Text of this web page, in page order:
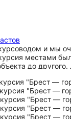
и мы
местами
до